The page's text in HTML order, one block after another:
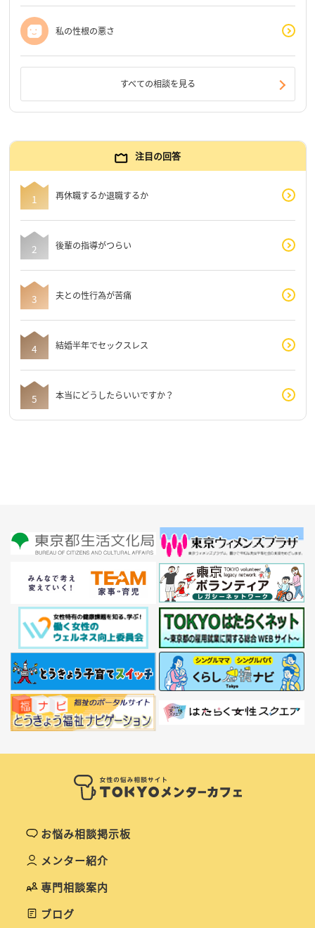
私の性根の悪さ
すべての相談を見る
注目の回答
再休職するか退職するか
後輩の指導がつらい
夫との性行為が苦痛
結婚半年でセックスレス
本当にどうしたらいいですか？
お悩み相談掲示板
メンター紹介
専門相談案内
ブログ